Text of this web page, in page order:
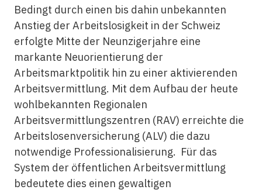
Bedingt durch einen bis dahin unbekannten
Anstieg der Arbeitslosigkeit in der Schweiz
erfolgte Mitte der Neunzigerjahre eine
markante Neuorientierung der
Arbeitsmarktpolitik hin zu einer aktivierenden
Arbeitsvermittlung. Mit dem Aufbau der heute
wohlbekannten Regionalen
Arbeitsvermittlungszentren (RAV) erreichte die
Arbeitslosenversicherung (ALV) die dazu
notwendige Professionalisierung. Für das
System der öffentlichen Arbeitsvermittlung
bedeutete dies einen gewaltigen